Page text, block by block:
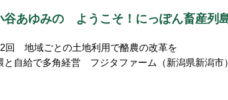
谷あゆみの ようこそ！にっぽん畜産列
回 地域ごとの土地利用で酪農の改革を
と自給で多角経営 フジタファーム（新潟県新潟